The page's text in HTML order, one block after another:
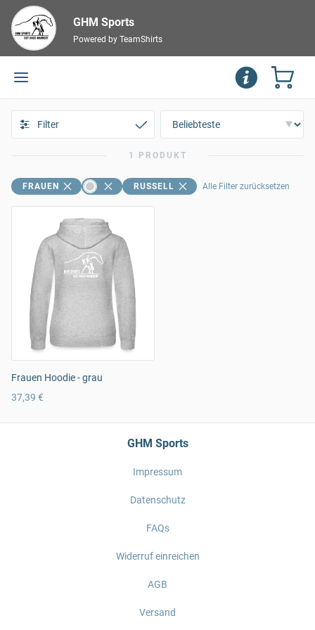
GHM Sports
Powered by TeamShirts
Filter
1 PRODUKT
FRAUEN RUSSELL Alle Filter zurücksetzen
Frauen Hoodie - grau
37,39 €
GHM Sports
Impressum
Datenschutz
FAQs
Widerruf einreichen
AGB
Versand